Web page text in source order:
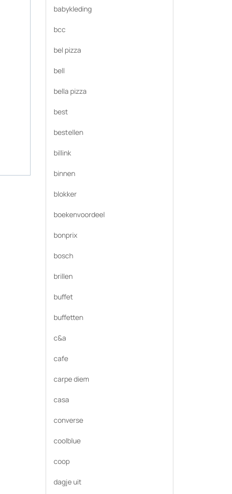
babykleding
bcc
bel pizza
bell
bella pizza
best
bestellen
billink
binnen
blokker
boekenvoordeel
bonprix
bosch
brillen
buffet
buffetten
c&a
cafe
carpe diem
casa
converse
coolblue
coop
dagje uit